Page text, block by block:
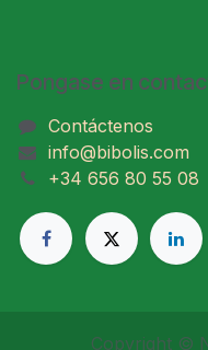
Pongase en
Contáctenos
info@bibolis.com
+34 656 80 55 08
Copyright ©